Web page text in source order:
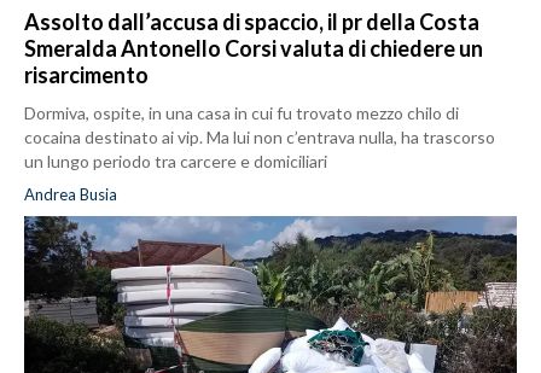
Assolto dall’accusa di spaccio, il pr della Costa
Smeralda Antonello Corsi valuta di chiedere un
risarcimento
Dormiva, ospite, in una casa in cui fu trovato mezzo chilo di
cocaina destinato ai vip. Ma lui non c’entrava nulla, ha trascorso
un lungo periodo tra carcere e domiciliari
Andrea Busia